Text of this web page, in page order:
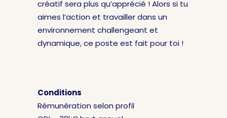
créatif sera plus qu’apprécié ! Alors si tu
aimes l’action et travailler dans un
environnement challengeant et
dynamique, ce poste est fait pour toi !
Conditions
Rémunération selon profil